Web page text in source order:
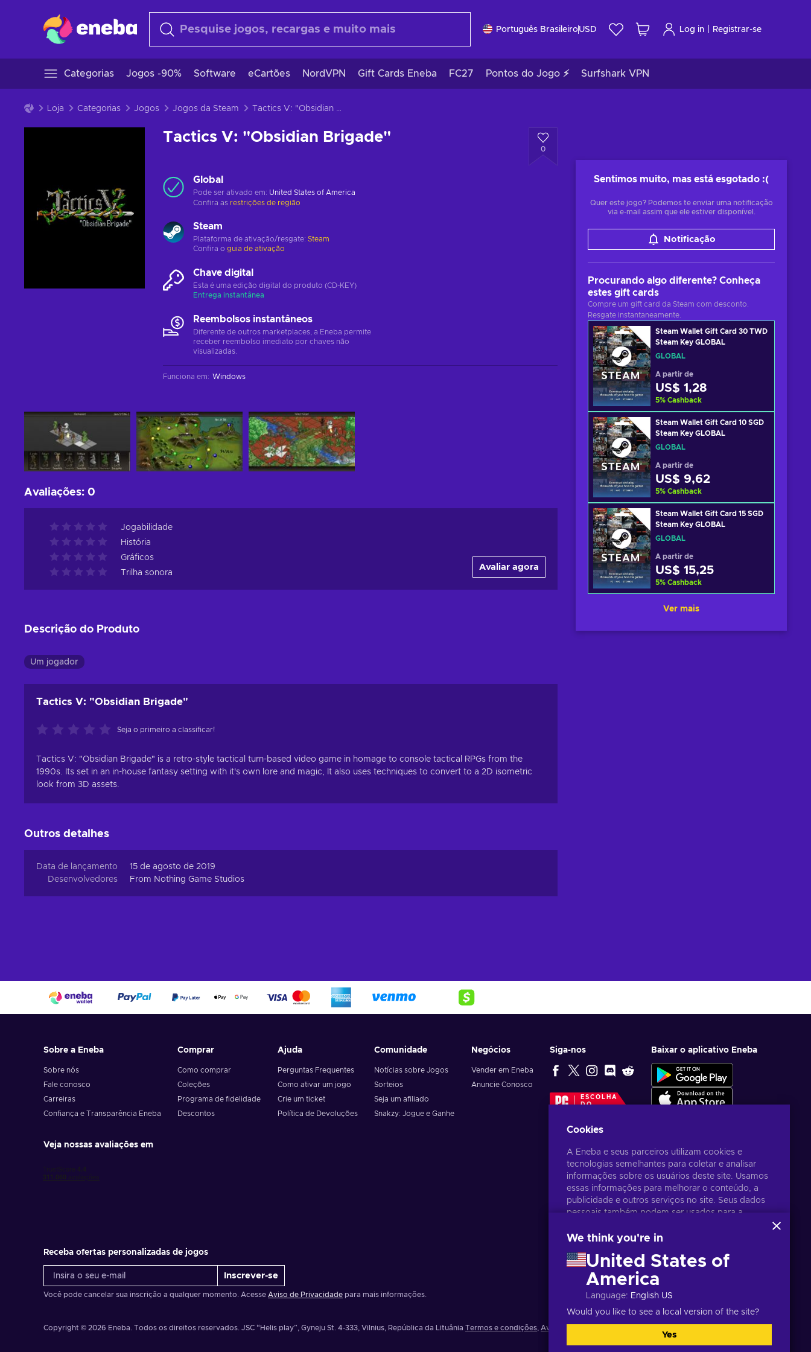
Português BrasileiroUSD Log in Registrar-se
Categorias Jogos -90% Software eCartões NordVPN Gift Cards Eneba FC27 Pontos do Jogo ⚡ Surfshark VPN
Loja Categorias Jogos Jogos da Steam Tactics V: "Obsidian Brigade"
Tactics V: "Obsidian Brigade"
0
Sentimos muito, mas está esgotado :(
Quer este jogo? Podemos te enviar uma notificação
via e-mail assim que ele estiver disponível.
Notificação
Procurando algo diferente? Conheça
estes gift cards
Compre um gift card da Steam com desconto.
Resgate instantaneamente.
Steam Wallet Gift Card 30 TWD
Steam Key GLOBAL
GLOBAL
A partir de
US$ 1,28
5% Cashback
Steam Wallet Gift Card 10 SGD
Steam Key GLOBAL
GLOBAL
A partir de
US$ 9,62
5% Cashback
Steam Wallet Gift Card 15 SGD
Steam Key GLOBAL
GLOBAL
A partir de
US$ 15,25
5% Cashback
Ver mais
Global
Pode ser ativado em: United States of America
Confira as restrições de região
Steam
Plataforma de ativação/resgate: Steam
Confira o guia de ativação
Chave digital
Esta é uma edição digital do produto (CD-KEY)
Entrega instantânea
Reembolsos instantâneos
Diferente de outros marketplaces, a Eneba permite
receber reembolso imediato por chaves não
visualizadas.
Funciona em: Windows
Avaliações: 0
Jogabilidade
História
Gráficos
Trilha sonora
Avaliar agora
Descrição do Produto
Um jogador
Tactics V: "Obsidian Brigade"
Seja o primeiro a classificar!
Tactics V: "Obsidian Brigade" is a retro-style tactical turn-based video game in homage to console tactical RPGs from the
1990s. Its set in an in-house fantasy setting with it's own lore and magic, It also uses techniques to convert to a 2D isometric
look from 3D assets.
Outros detalhes
Data de lançamento
15 de agosto de 2019
Desenvolvedores
From Nothing Game Studios
Sobre a Eneba
Sobre nós
Fale conosco
Carreiras
Confiança e Transparência Eneba
Comprar
Como comprar
Coleções
Programa de fidelidade
Descontos
Ajuda
Perguntas Frequentes
Como ativar um jogo
Crie um ticket
Política de Devoluções
Comunidade
Notícias sobre Jogos
Sorteios
Seja um afiliado
Snakzy: Jogue e Ganhe
Negócios
Vender em Eneba
Anuncie Conosco
Siga-nos
ESCOLHA
DO
Baixar o aplicativo Eneba
Veja nossas avaliações em
Receba ofertas personalizadas de jogos
Inscrever-se
Você pode cancelar sua inscrição a qualquer momento. Acesse Aviso de Privacidade para mais informações.
Copyright © 2026 Eneba. Todos os direitos reservados. JSC “Helis play”, Gyneju St. 4-333, Vilnius, República da Lituânia Termos e condições Aviso de privacidade
Cookies
A Eneba e seus parceiros utilizam cookies e
tecnologias semelhantes para coletar e analisar
informações sobre os usuários deste site. Usamos
essas informações para melhorar o conteúdo, a
publicidade e outros serviços no site. Seus dados
pessoais também podem ser usados para a
Ao clicar em "Aceitar todos", você concorda com
parceiros. Você pode ajustar seu consentimento
clicando em "Personalizar".
Para mais informações sobre como o Google
utiliza seus dados, consulte
Privacidade do Google Business.
We think you're in
United States of
America
Language: English US
Would you like to see a local version of the site?
Yes